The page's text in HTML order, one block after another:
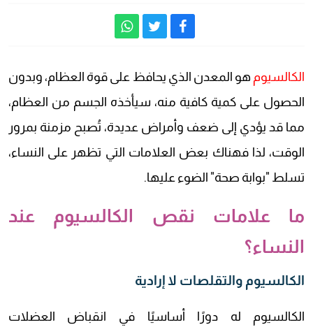
الكالسيوم هو المعدن الذي يحافظ على قوة العظام، وبدون
الحصول على كمية كافية منه، سيأخذه الجسم من العظام،
مما قد يؤدي إلى ضعف وأمراض عديدة، تُصبح مزمنة بمرور
الوقت، لذا فهناك بعض العلامات التي تظهر على النساء،
تسلط "بوابة صحة" الضوء عليها.
ما علامات نقص الكالسيوم عند
النساء؟
الكالسيوم والتقلصات لا إرادية
الكالسيوم له دورًا أساسيًا في انقباض العضلات